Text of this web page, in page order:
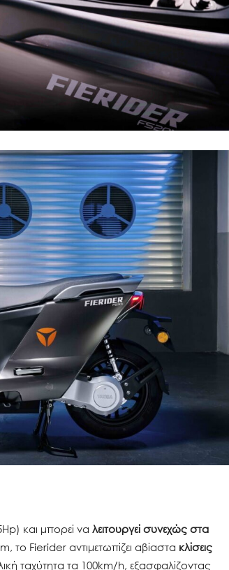
και μπορεί να λειτουργεί συνεχώς στα
το Fierider αντιμετωπίζει αβίαστα κλίσεις
ταχύτητα τα 100km/h, εξασφαλίζοντας